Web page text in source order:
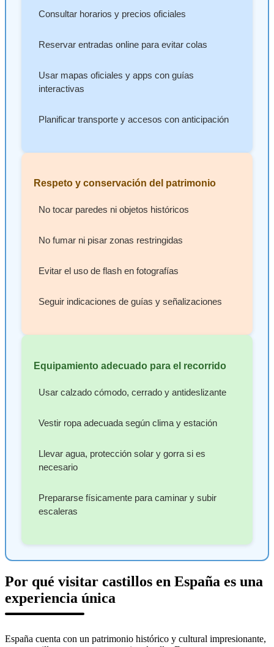
Consultar horarios y precios oficiales
Reservar entradas online para evitar colas
Usar mapas oficiales y apps con guías
interactivas
Planificar transporte y accesos con anticipación
Respeto y conservación del patrimonio
No tocar paredes ni objetos históricos
No fumar ni pisar zonas restringidas
Evitar el uso de flash en fotografías
Seguir indicaciones de guías y señalizaciones
Equipamiento adecuado para el recorrido
Usar calzado cómodo, cerrado y antideslizante
Vestir ropa adecuada según clima y estación
Llevar agua, protección solar y gorra si es
necesario
Prepararse físicamente para caminar y subir
escaleras
Por qué visitar castillos en España es una
experiencia única
España cuenta con un patrimonio histórico y cultural impresionante,